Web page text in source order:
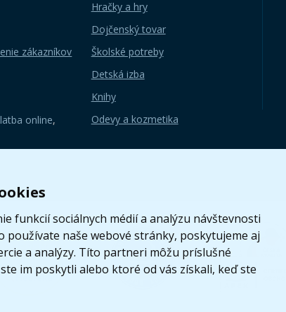
funkcií sociálnych médií a analýzu návštevnosti
naše webové stránky, poskytujeme aj
a analýzy. Títo partneri môžu príslušné
im poskytli alebo ktoré od vás získali, keď ste
zákazníkov
Hračky a hry
Dojčenský tovar
Školské potreby
Detská izba
Knihy
Odevy a kozmetika
online,